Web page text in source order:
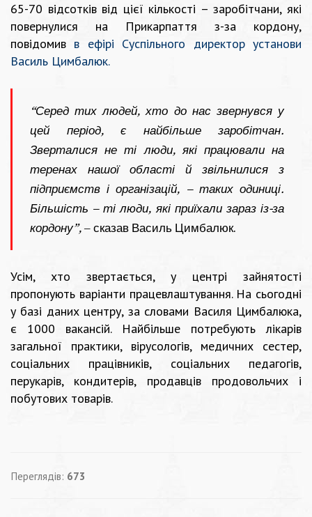
65-70 відсотків від цієї кількості – заробітчани, які
повернулися на Прикарпаття з-за кордону,
повідомив в ефірі Суспільного директор установи
Василь Цимбалюк.
“Серед тих людей, хто до нас звернувся у
цей період, є найбільше заробітчан.
Зверталися не ті люди, які працювали на
теренах нашої області й звільнилися з
підприємств і організацій, – таких одиниці.
Більшість – ті люди, які приїхали зараз із-за
кордону”, – сказав Василь Цимбалюк.
Усім, хто звертається, у центрі зайнятості
пропонують варіанти працевлаштування. На сьогодні
у базі даних центру, за словами Василя Цимбалюка,
є 1000 вакансій. Найбільше потребують лікарів
загальної практики, вірусологів, медичних сестер,
соціальних працівників, соціальних педагогів,
перукарів, кондитерів, продавців продовольчих і
побутових товарів.
Переглядів: 673